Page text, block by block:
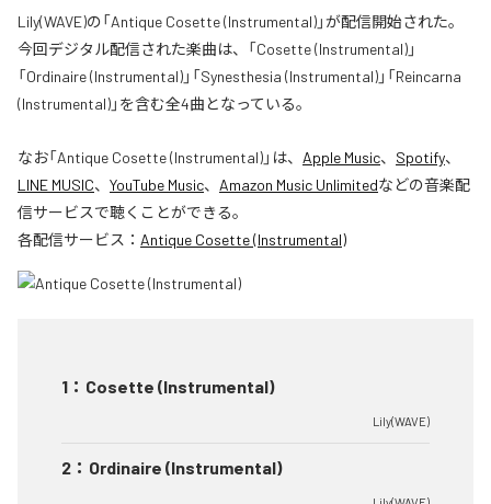
Lily(WAVE)の「Antique Cosette (Instrumental)」が配信開始された。
今回デジタル配信された楽曲は、「Cosette (Instrumental)」
「Ordinaire (Instrumental)」「Synesthesia (Instrumental)」「Reincarna
(Instrumental)」を含む全4曲となっている。
なお「Antique Cosette (Instrumental)」は、 Apple Music、 Spotify、
LINE MUSIC、 YouTube Music、 Amazon Music Unlimitedなどの音楽配
信サービスで聴くことができる。
各配信サービス： Antique Cosette (Instrumental)
1 ： Cosette (Instrumental)
Lily(WAVE)
2 ： Ordinaire (Instrumental)